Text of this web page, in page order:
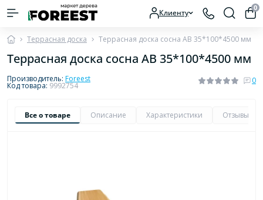
Клиенту 0
Террасная доска Террасная доска сосна AB 35*100*4500 мм
Террасная доска сосна AB 35*100*4500 мм
Производитель: Foreest
Код товара: 9992754
0
Все о товаре Описание Характеристики Отзывы